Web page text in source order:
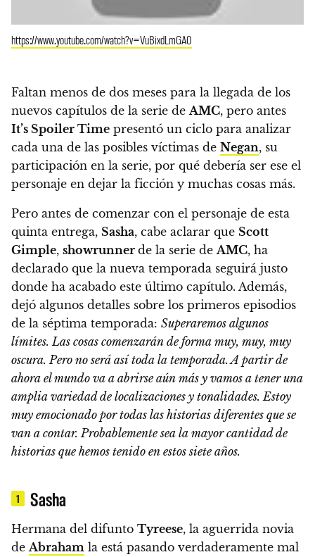
https://www.youtube.com/watch?v=VuBixdLmGA0
Faltan menos de dos meses para la llegada de los
nuevos capítulos de la serie de AMC, pero antes
It’s Spoiler Time presentó un ciclo para analizar
cada una de las posibles víctimas de Negan, su
participación en la serie, por qué debería ser ese el
personaje en dejar la ficción y muchas cosas más.
Pero antes de comenzar con el personaje de esta
quinta entrega, Sasha, cabe aclarar que Scott
Gimple, showrunner de la serie de AMC, ha
declarado que la nueva temporada seguirá justo
donde ha acabado este último capítulo. Además,
dejó algunos detalles sobre los primeros episodios
de la séptima temporada: Superaremos algunos
límites. Las cosas comenzarán de forma muy, muy, muy
oscura. Pero no será así toda la temporada. A partir de
ahora el mundo va a abrirse aún más y vamos a tener una
amplia variedad de localizaciones y tonalidades. Estoy
muy emocionado por todas las historias diferentes que se
van a contar. Probablemente sea la mayor cantidad de
historias que hemos tenido en estos siete años.
1 Sasha
Hermana del difunto Tyreese, la aguerrida novia
de Abraham la está pasando verdaderamente mal